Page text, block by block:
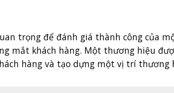
trọng để đánh giá thành công của
mắt khách hàng. Một thương hiệu
hàng và tạo dựng một vị trí